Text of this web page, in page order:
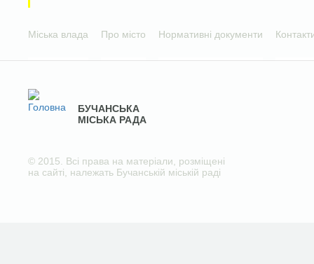
Міська влада Про місто Нормативні документи
БУЧАНСЬКА
МІСЬКА РАДА
© 2015. Всі права на матеріали, розміщені
на сайті, належать Бучанській міській раді